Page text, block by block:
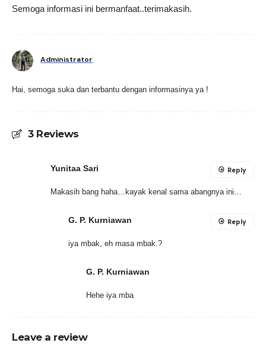
Semoga informasi ini bermanfaat..terimakasih.
Administrator
Hai, semoga suka dan terbantu dengan informasinya ya !
3 Reviews
Yunitaa Sari
Makasih bang haha…kayak kenal sama abangnya ini…
Reply
G. P. Kurniawan
iya mbak, eh masa mbak.?
Reply
G. P. Kurniawan
Hehe iya mba
Leave a review